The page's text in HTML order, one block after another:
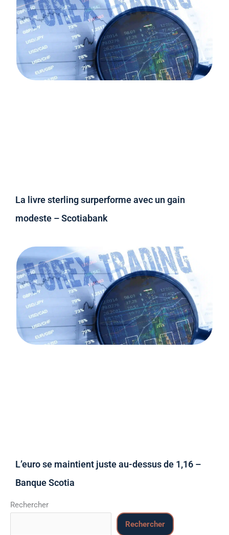
La livre sterling surperforme avec un gain
modeste – Scotiabank
L’euro se maintient juste au-dessus de 1,16 –
Banque Scotia
Rechercher
Rechercher